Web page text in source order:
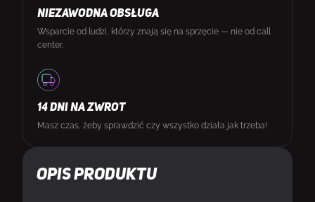
Opis produktu
NIEZAWODNA OBSŁUGA
Wsparcie od ludzi, którzy znają się na sprzęcie — nie od call
center.
14 DNI NA ZWROT
Masz czas, żeby sprawdzić czy wszystko działa jak trzeba!